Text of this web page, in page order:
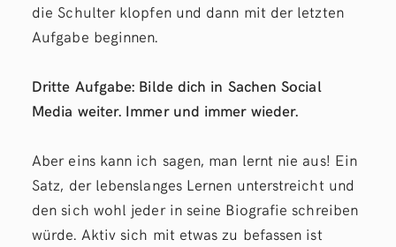
die Schulter klopfen und dann mit der letzten
Aufgabe beginnen.
Dritte Aufgabe: Bilde dich in Sachen Social
Media weiter. Immer und immer wieder.
Aber eins kann ich sagen, man lernt nie aus! Ein
Satz, der lebenslanges Lernen unterstreicht und
den sich wohl jeder in seine Biografie schreiben
würde. Aktiv sich mit etwas zu befassen ist